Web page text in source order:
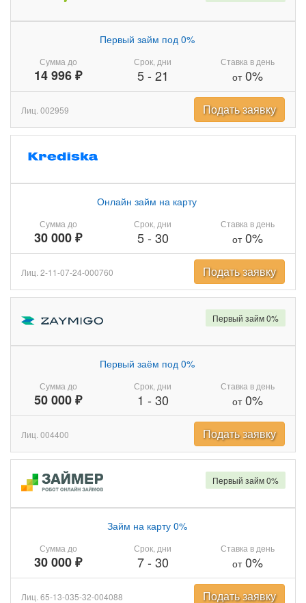
Сумма до
14 996 ₽
Первый займ под 0%
Срок, дни
5- 21
Ставка в день
от0%
Лиц. 002959 Подать заявку
Сумма до
30 000 ₽
Онлайн займ на карту
Срок, дни
5- 30
Ставка в день
от0%
Лиц. 2-11-07-24-000760 Подать заявку
Сумма до
50 000 ₽
Первый заём под 0%
Срок, дни
1 - 30
Ставка в день
от0%
Первый займ 0%
Лиц. 004400 Подать заявку
Сумма до
30 000 ₽
Займ на карту 0%
Срок, дни
7- 30
Ставка в день
от0%
Первый займ 0%
Лиц. 65-13-035-32-004088 Подать заявку